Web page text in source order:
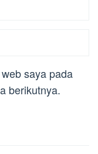
saya pada
berikutnya.